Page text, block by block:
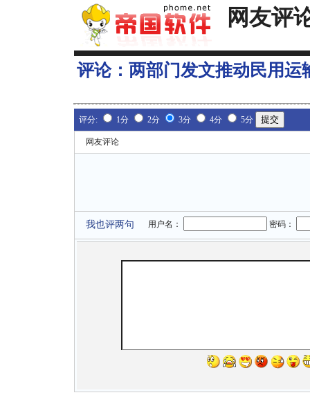
网友评
评论： 两部门发文推动民用运
评分: 1分 2分 3分 4分 5分
网友评论
我也评两句 用户名： 密码：